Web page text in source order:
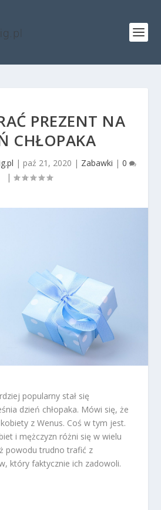
PREZENT NA
CHŁOPAKA
| paź 21, 2020 | Zabawki | 0
|
popularny stał się
dzień chłopaka. Mówi się, że
z Wenus. Coś w tym jest.
i mężczyzn różni się w wielu
powodu trudno trafić z
który faktycznie ich zadowoli.